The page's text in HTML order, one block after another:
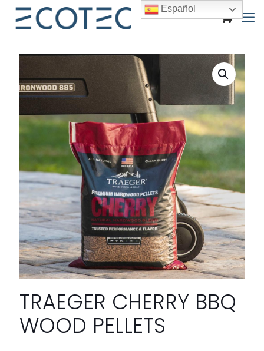
TRAEGER CHERRY BBQ
WOOD PELLETS
Español